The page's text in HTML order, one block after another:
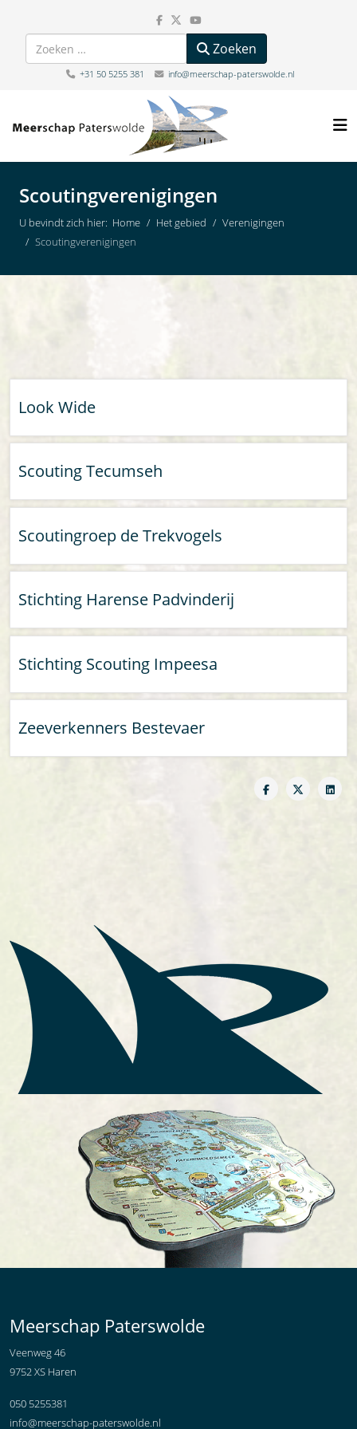
Zoeken Zoeken
+31 50 5255 381 info@meerschap-paterswolde.nl
Scoutingverenigingen
U bevindt zich hier: Home Het gebied
Verenigingen
Scoutingverenigingen
Look Wide
Scouting Tecumseh
Scoutingroep de Trekvogels
Stichting Harense Padvinderij
Stichting Scouting Impeesa
Zeeverkenners Bestevaer
Meerschap Paterswolde
Veenweg 46
9752 XS Haren
050 5255381
info@meerschap-paterswolde.nl